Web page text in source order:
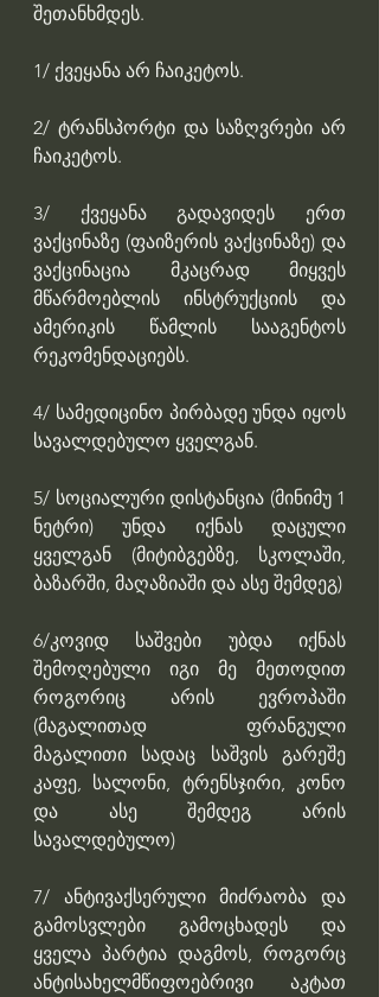
შეთანხმდეს.
1/ ქვეყანა არ ჩაიკეტოს.
2/ ტრანსპორტი და საზღვრები არ
ჩაიკეტოს.
3/ ქვეყანა გადავიდეს ერთ
ვაქცინაზე (ფაიზერის ვაქცინაზე) და
ვაქცინაცია მკაცრად მიყვეს
მწარმოებლის ინსტრუქციის და
ამერიკის წამლის სააგენტოს
რეკომენდაციებს.
4/ სამედიცინო პირბადე უნდა იყოს
სავალდებულო ყველგან.
5/ სოციალური დისტანცია (მინიმუ 1
ნეტრი) უნდა იქნას დაცული
ყველგან (მიტიბგებზე, სკოლაში,
ბაზარში, მაღაზიაში და ასე შემდეგ)
6/კოვიდ საშვები უბდა იქნას
შემოღებული იგი მე მეთოდით
როგორიც არის ევროპაში
(მაგალითად ფრანგული
მაგალითი სადაც საშვის გარეშე
კაფე, სალონი, ტრენსჯირი, კონო
და ასე შემდეგ არის
სავალდებულო)
7/ ანტივაქსერული მიძრაობა და
გამოსვლები გამოცხადეს და
ყველა პარტია დაგმოს, როგორც
ანტისახელმწიფოებრივი აკტათ